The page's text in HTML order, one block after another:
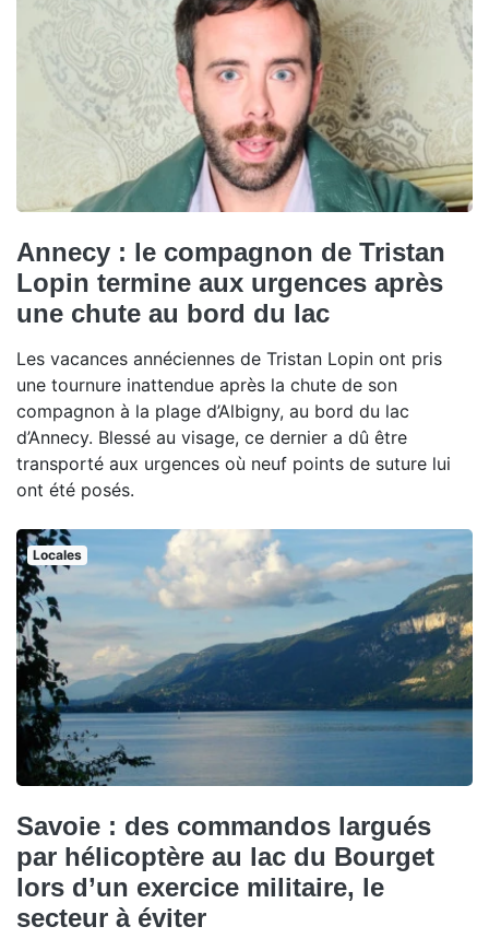
Annecy : le compagnon de Tristan
Lopin termine aux urgences après
une chute au bord du lac
Les vacances annéciennes de Tristan Lopin ont pris
une tournure inattendue après la chute de son
compagnon à la plage d’Albigny, au bord du lac
d’Annecy. Blessé au visage, ce dernier a dû être
transporté aux urgences où neuf points de suture lui
ont été posés.
Locales
Savoie : des commandos largués
par hélicoptère au lac du Bourget
lors d’un exercice militaire, le
secteur à éviter